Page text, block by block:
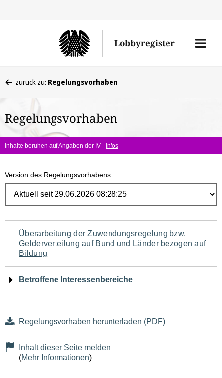
Lobbyregister
Menü
befinden
hier:
zurück zu: Regelungsvorhaben
Regelungsvorhaben
Inhalte beruhen auf Angaben der IV - Infos
Version des Regelungsvorhabens
Navigation
für
den
Seiteninhalt
Überarbeitung der Zuwendungsregelung bzw.
Gelderverteilung auf Bund und Länder bezogen auf
Bildung
Betroffene Interessenbereiche
Regelungsvorhaben herunterladen (PDF)
Inhalt dieser Seite melden
(Mehr Informationen)